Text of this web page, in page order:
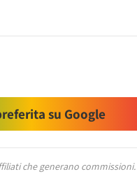
su Google
che generano commissioni.